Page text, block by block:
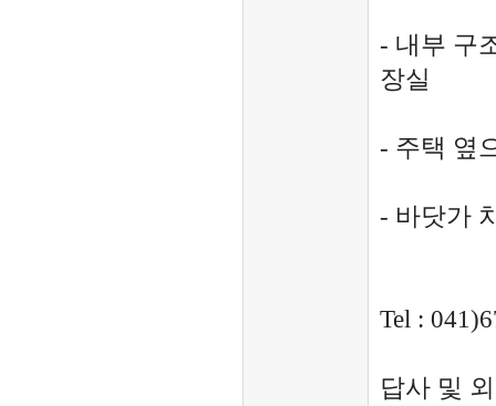
- 내부 구
장실
- 주택 옆
- 바닷가
Tel :
답사 및